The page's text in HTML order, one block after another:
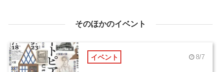
そのほかのイベント
イベント 8/7